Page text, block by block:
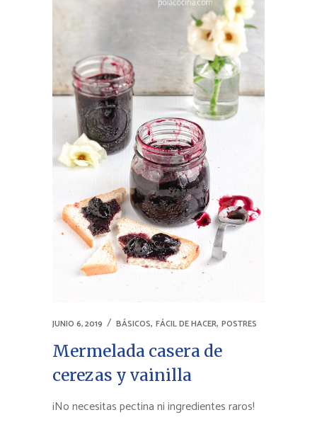
JUNIO 6, 2019 BÁSICOS, FÁCIL DE HACER, POSTRES
Mermelada casera de
cerezas y vainilla
¡No necesitas pectina ni ingredientes raros!